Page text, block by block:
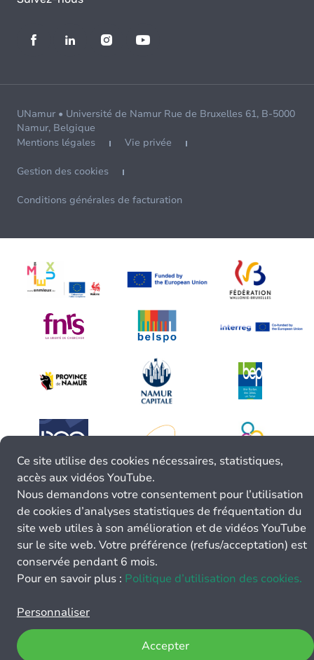
UNamur • Université de Namur Rue de Bruxelles 61, B-5000
Namur, Belgique
Mentions légales
Vie privée
Gestion des cookies
Conditions générales de facturation
Ce site utilise des cookies nécessaires, statistiques,
accès aux vidéos YouTube.
Nous demandons votre consentement pour l’utilisation
de cookies d’analyses statistiques de fréquentation du
site web utiles à son amélioration et de vidéos YouTube
sur le site web. Votre préférence (refus/acceptation) est
conservée pendant 6 mois.
Pour en savoir plus : Politique d’utilisation des cookies.
Personnaliser
Accepter